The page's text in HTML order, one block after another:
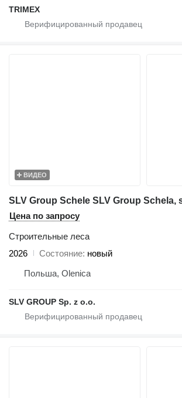
TRIMEX
ВИДЕО
Цена по запросу
Строительные леса
2026
Состояние новый
Польша, Olenica
SLV GROUP Sp. z o.o.